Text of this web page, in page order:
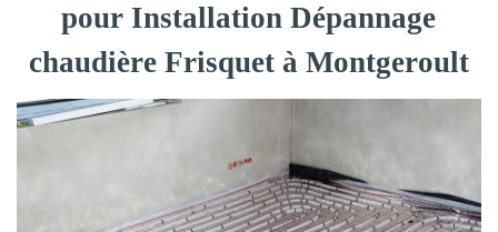
pour Installation Dépannage
chaudière Frisquet à Montgeroult